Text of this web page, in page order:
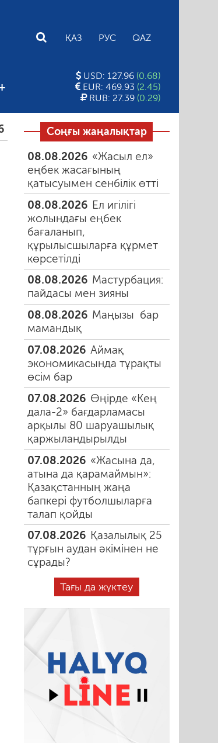
ҚАЗ РУС QAZ
USD: 127.96 (0.68)
EUR: 469.93 (2.45)
RUB: 27.39 (0.29)
таңғы түтін 06.08.2026 Құмарлық
Соңғы жаңалықтар
08.08.2026 «Жасыл ел»
еңбек жасағының
қатысуымен сенбілік өтті
08.08.2026 Ел игілігі
жолындағы еңбек
бағаланып,
құрылысшыларға құрмет
көрсетілді
08.08.2026 Мастурбация:
пайдасы мен зияны
08.08.2026 Маңызы бар
мамандық
07.08.2026 Аймақ
экономикасында тұрақты
өсім бар
07.08.2026 Өңірде «Кең
дала-2» бағдарламасы
арқылы 80 шаруашылық
қаржыландырылды
07.08.2026 «Жасына да,
атына да қарамаймын»:
Қазақстанның жаңа
бапкері футболшыларға
талап қойды
07.08.2026 Қазалылық 25
тұрғын аудан әкімінен не
сұрады?
Тағы да жүктеу